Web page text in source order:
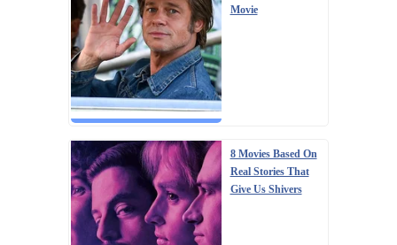
Movie
8 Movies Based On
Real Stories That
Give Us Shivers